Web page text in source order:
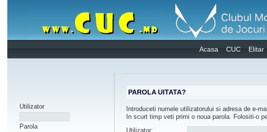
Acasa CUC Elitar
Utilizator
Parola
PAROLA UITATA?
Introduceti numele utilizatorului si adresa de e-
In scurt timp veti primi o noua parola. Folositi-o
Utilizator: